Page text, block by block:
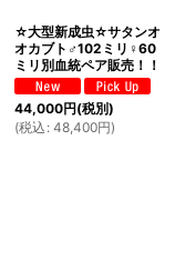
☆大型新成虫☆サタンオ
オカブト♂102ミリ♀60
ミリ別血統ペア販売！！
44,000円(税別)
(税込 : 48,400円)